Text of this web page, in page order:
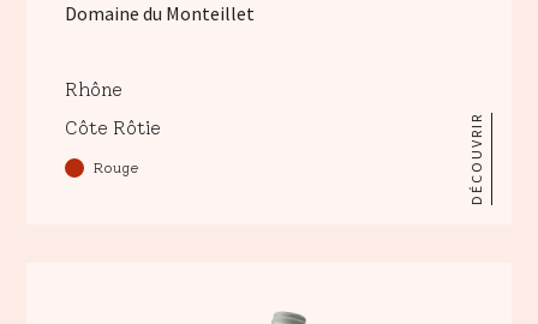
Domaine du Monteillet
Rhône
Côte Rôtie
Rouge DÉCOUVRIR